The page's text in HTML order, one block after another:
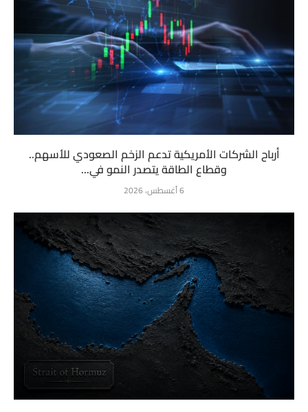
أرباح الشركات الأمريكية تدعم الزخم الصعودي للأسهم..
وقطاع الطاقة يتصدر النمو في...
6 أغسطس، 2026